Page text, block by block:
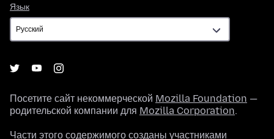
Язык
Посетите сайт некоммерческой Mozilla Foundation —
родительской компании для Mozilla Corporation.
Части этого содержимого созданы участниками